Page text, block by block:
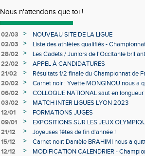
Nous n'attendons que toi !
02/03 >
NOUVEAU SITE DE LA LIGUE
02/03
>
Liste des athlètes qualifiés -
Individuels en salle
28/02 >
Les Cadets / Juniors de l'Occitanie
22/02
>
APPEL À CANDIDATURES
21/02
>
Résultats 1/2 finale du Championnat de
20/02
>
Carnet noir : Yvette MONGINOU nous a
06/02
>
COLLOQUE NATIONAL saut en
03/02
>
MATCH INTER LIGUES LYON 2023
12/01
>
FORMATIONS JUGES
09/01
>
EXPOSITIONS SUR LES JEUX
21/12
>
Joyeuses fêtes de fin d'année !
15/12
>
Carnet noir: Danièle BRAHIMI nous a
12/12
>
MODIFICATION CALENDRIER -